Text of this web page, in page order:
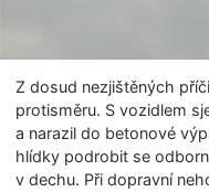
Z dosud nezjištěných
protisměru. S vozidlem
a narazil do betonové
hlídky podrobit se
v dechu. Při dopravní